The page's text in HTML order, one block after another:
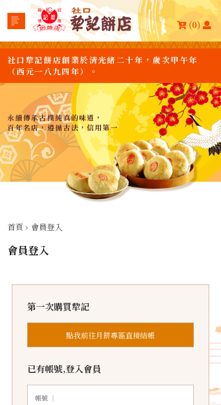
(0)
社口犂記餅店創業於清光緒二十年，歲次甲午年
（西元一八九四年）。
永續傳承古樸純真的味道，
百年名店，遵循古法，信用第一
首頁 › 會員登入
會員登入
第一次購買犂記
點我前往月餅專區直接結帳
已有帳號,登入會員
帳號 ｜